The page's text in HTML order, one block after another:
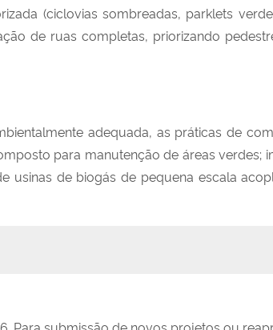
(ciclovias sombreadas, parklets
de ruas completas, priorizando
adequada, as práticas de
para manutenção de áreas verdes;
usinas de biogás de pequena escala